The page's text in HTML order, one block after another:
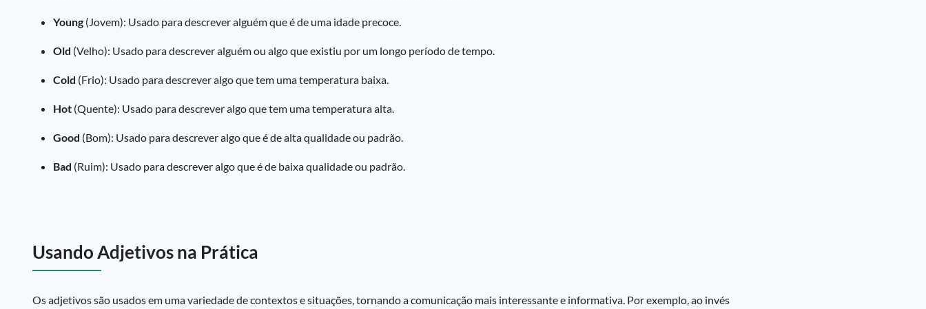
Young (Jovem): Usado para descrever alguém que é de uma idade precoce.
Old (Velho): Usado para descrever alguém ou algo que existiu por um longo período de tempo.
Cold (Frio): Usado para descrever algo que tem uma temperatura baixa.
Hot (Quente): Usado para descrever algo que tem uma temperatura alta.
Good (Bom): Usado para descrever algo que é de alta qualidade ou padrão.
Bad (Ruim): Usado para descrever algo que é de baixa qualidade ou padrão.
Usando Adjetivos na Prática
Os adjetivos são usados em uma variedade de contextos e situações, tornando a comunicação mais interessante e informativa. Por exemplo, ao invés